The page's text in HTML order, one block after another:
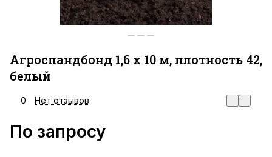
Агроспандбонд 1,6 х 10 м, плотность 42,
белый
0 Нет отзывов
По запросу